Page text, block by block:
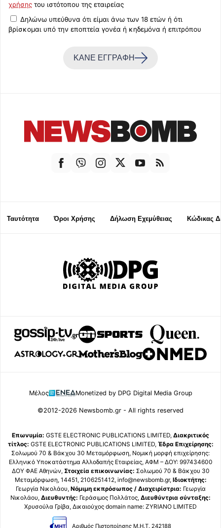
χρήσης του ιστότοπου της εταιρείας
Δηλώνω υπεύθυνα ότι είμαι άνω των 18 ετών ή ότι
βρίσκομαι υπό την εποπτεία γονέα ή κηδεμόνα ή επιτρόπου
ΚΑΝΕ ΕΓΓΡΑΦΗ
Ταυτότητα Όροι Χρήσης Δήλωση Εχεμύθειας Κώδικας
Μέλος Monetized by DPG Digital Media Group
©2012-2026 Newsbomb.gr - All rights reserved
Επωνυμία: GSTE ELECTRONIC PUBLICATIONS LIMITED, Διακριτικός
τίτλος: GSTE ELECTRONIC PUBLICATIONS LIMITED, Έδρα Επιχείρησης:
Σολωμού 70 & Βάκχου 30 Μεταμόρφωση, Νομική μορφή επιχείρησης:
Ελληνικό Υποκατάστημα Αλλοδαπής Εταιρείας, ΑΦΜ – ΔΟΥ: 997434600
ΔΟΥ ΦΑΕ Αθηνών, Στοιχεία επικοινωνίας: Σολωμού 70 & Βάκχου 30
Μεταμόρφωση, 14451, 2106251412, info@newsbomb.gr, Ιδιοκτήτης:
Γεωργία Νικολάου, Νόμιμη εκπρόσωπος / Διαχειρίστρια: Γεωργία
Νικολάου, Διευθυντής: Γεράσιμος Πολλάτος, Διευθύντρια σύνταξης:
Χρυσούλα Γρίβα, Δικαιούχος domain name: ZYRIANO LIMITED
Αριθμός Πιστοποίησης Μ.Η.Τ. 242188